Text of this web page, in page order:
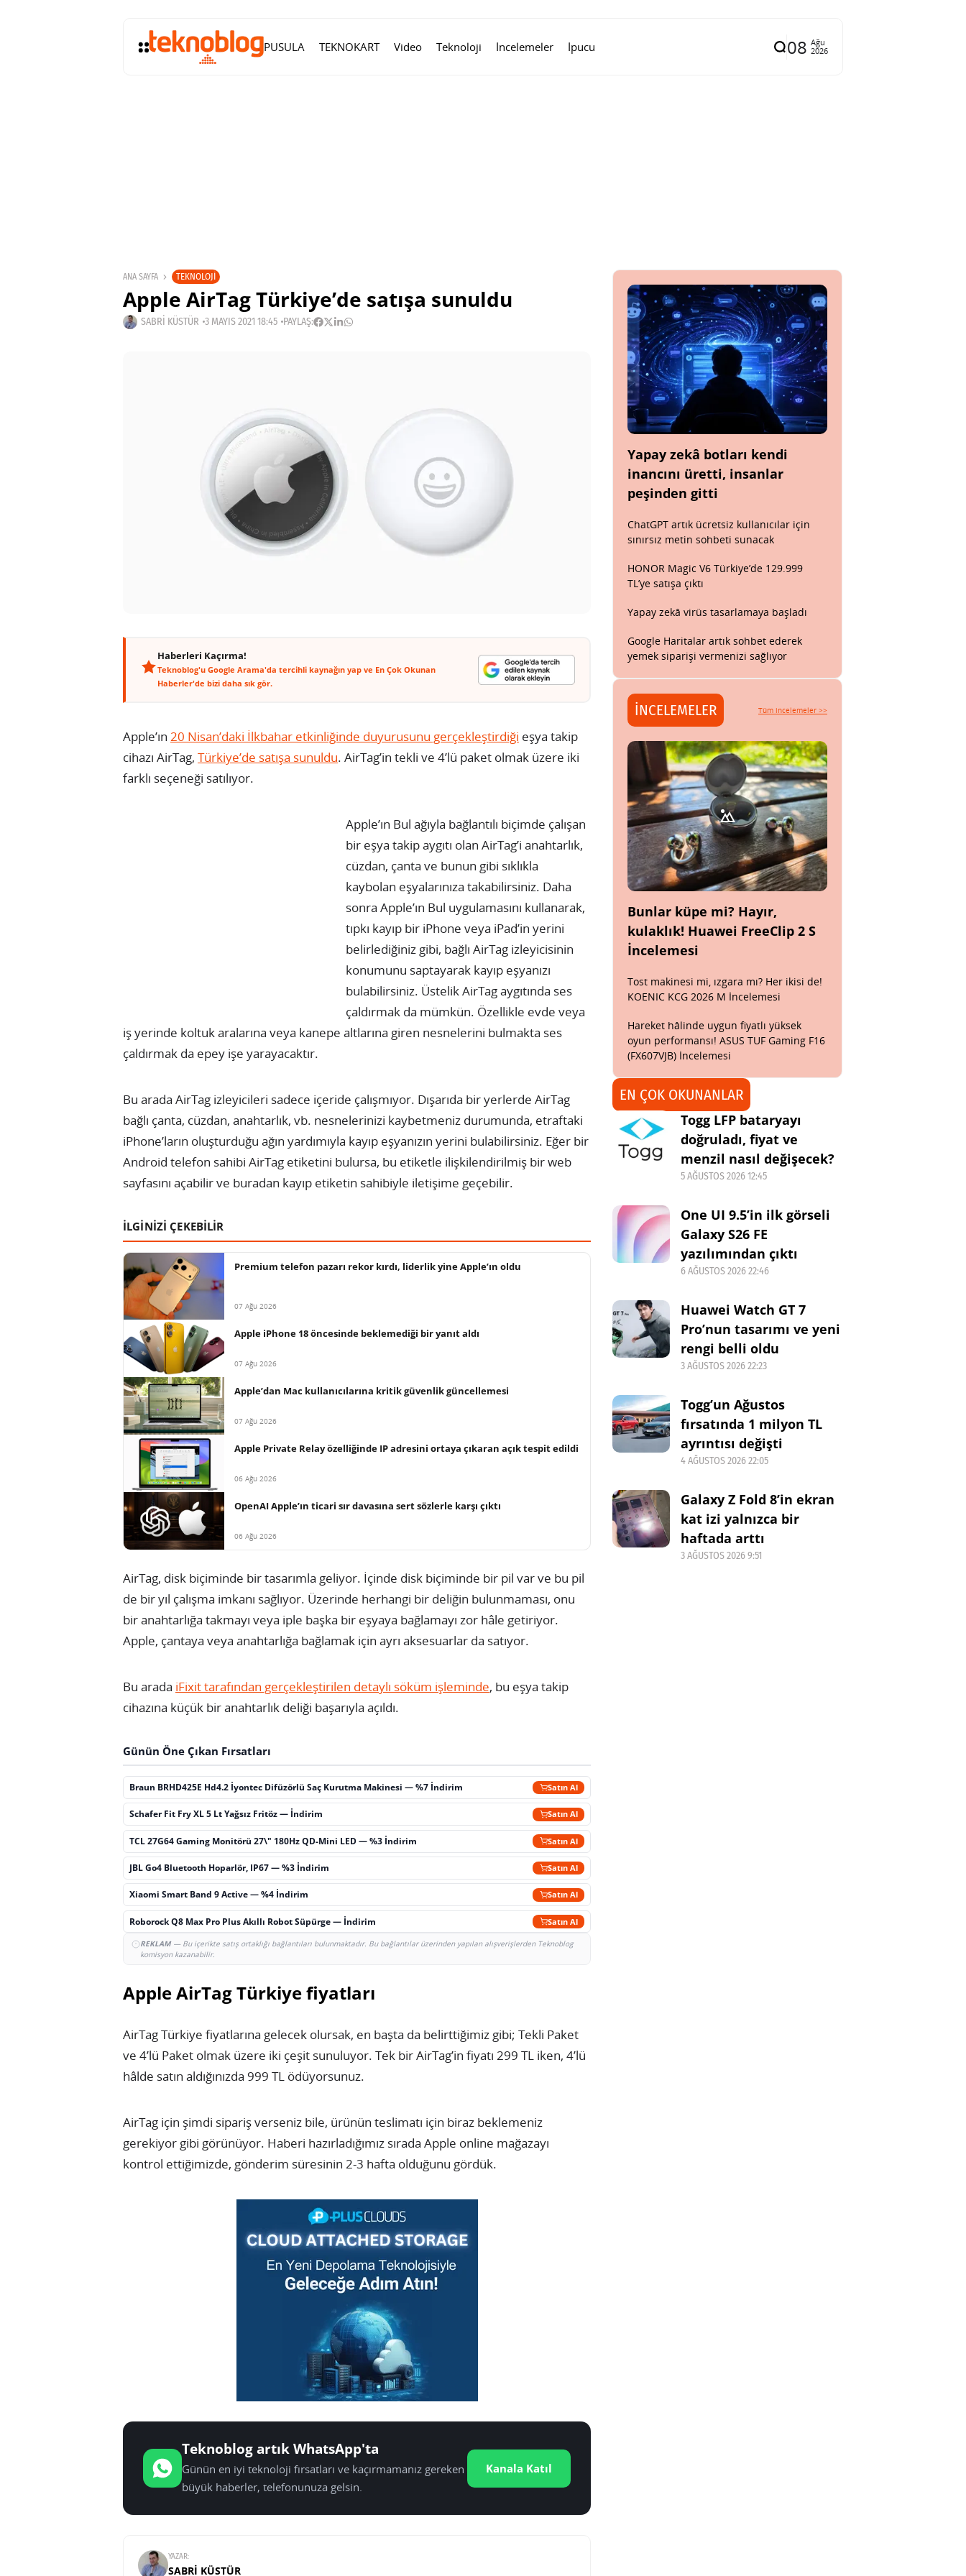
PUSULA TEKNOKART Video Teknoloji İncelemeler İpucu 08 Ağu
2026
ANA SAYFA TEKNOLOJI
Apple AirTag Türkiye’de satışa sunuldu
SABRI KÜSTÜR 3 MAYIS 2021 18:45 PAYLAŞ:
Haberleri Kaçırma!
Teknoblog'u Google Arama'da tercihli kaynağın yap ve En Çok Okunan
Haberler'de bizi daha sık gör.
Apple’ın 20 Nisan’daki İlkbahar etkinliğinde duyurusunu gerçekleştirdiği eşya takip
cihazı AirTag, Türkiye’de satışa sunuldu. AirTag’in tekli ve 4’lü paket olmak üzere iki
farklı seçeneği satılıyor.
Apple’ın Bul ağıyla bağlantılı biçimde çalışan
bir eşya takip aygıtı olan AirTag’i anahtarlık,
cüzdan, çanta ve bunun gibi sıklıkla
kaybolan eşyalarınıza takabilirsiniz. Daha
sonra Apple’ın Bul uygulamasını kullanarak,
tıpkı kayıp bir iPhone veya iPad’in yerini
belirlediğiniz gibi, bağlı AirTag izleyicisinin
konumunu saptayarak kayıp eşyanızı
bulabilirsiniz. Üstelik AirTag aygıtında ses
çaldırmak da mümkün. Özellikle evde veya
iş yerinde koltuk aralarına veya kanepe altlarına giren nesnelerini bulmakta ses
çaldırmak da epey işe yarayacaktır.
Bu arada AirTag izleyicileri sadece içeride çalışmıyor. Dışarıda bir yerlerde AirTag
bağlı çanta, cüzdan, anahtarlık, vb. nesnelerinizi kaybetmeniz durumunda, etraftaki
iPhone’ların oluşturduğu ağın yardımıyla kayıp eşyanızın yerini bulabilirsiniz. Eğer bir
Android telefon sahibi AirTag etiketini bulursa, bu etiketle ilişkilendirilmiş bir web
sayfasını açabilir ve buradan kayıp etiketin sahibiyle iletişime geçebilir.
İLGİNİZİ ÇEKEBİLİR
Premium telefon pazarı rekor kırdı, liderlik yine Apple’ın oldu
07 Ağu 2026
Apple iPhone 18 öncesinde beklemediği bir yanıt aldı
07 Ağu 2026
Apple’dan Mac kullanıcılarına kritik güvenlik güncellemesi
07 Ağu 2026
Apple Private Relay özelliğinde IP adresini ortaya çıkaran açık tespit edildi
06 Ağu 2026
OpenAI Apple’ın ticari sır davasına sert sözlerle karşı çıktı
06 Ağu 2026
AirTag, disk biçiminde bir tasarımla geliyor. İçinde disk biçiminde bir pil var ve bu pil
de bir yıl çalışma imkanı sağlıyor. Üzerinde herhangi bir deliğin bulunmaması, onu
bir anahtarlığa takmayı veya iple başka bir eşyaya bağlamayı zor hâle getiriyor.
Apple, çantaya veya anahtarlığa bağlamak için ayrı aksesuarlar da satıyor.
Bu arada iFixit tarafından gerçekleştirilen detaylı söküm işleminde, bu eşya takip
cihazına küçük bir anahtarlık deliği başarıyla açıldı.
Günün Öne Çıkan Fırsatları
Braun BRHD425E Hd4.2 İyontec Difüzörlü Saç Kurutma Makinesi — %7 İndirim Satın Al
Schafer Fit Fry XL 5 Lt Yağsız Fritöz — İndirim Satın Al
TCL 27G64 Gaming Monitörü 27\" 180Hz QD-Mini LED — %3 İndirim Satın Al
JBL Go4 Bluetooth Hoparlör, IP67 — %3 İndirim Satın Al
Xiaomi Smart Band 9 Active — %4 İndirim Satın Al
Roborock Q8 Max Pro Plus Akıllı Robot Süpürge — İndirim Satın Al
REKLAM— Bu içerikte satış ortaklığı bağlantıları bulunmaktadır. Bu bağlantılar üzerinden yapılan alışverişlerden Teknoblog
komisyon kazanabilir.
Apple AirTag Türkiye fiyatları
AirTag Türkiye fiyatlarına gelecek olursak, en başta da belirttiğimiz gibi; Tekli Paket
ve 4’lü Paket olmak üzere iki çeşit sunuluyor. Tek bir AirTag’in fiyatı 299 TL iken, 4’lü
hâlde satın aldığınızda 999 TL ödüyorsunuz.
AirTag için şimdi sipariş verseniz bile, ürünün teslimatı için biraz beklemeniz
gerekiyor gibi görünüyor. Haberi hazırladığımız sırada Apple online mağazayı
kontrol ettiğimizde, gönderim süresinin 2-3 hafta olduğunu gördük.
Teknoblog artık WhatsApp'ta
Günün en iyi teknoloji fırsatları ve kaçırmamanız gereken
büyük haberler, telefonunuza gelsin.
Kanala Katıl
YAZAR:
SABRI KÜSTÜR
Yapay zekâ botları kendi
inancını üretti, insanlar
peşinden gitti
ChatGPT artık ücretsiz kullanıcılar için
sınırsız metin sohbeti sunacak
HONOR Magic V6 Türkiye’de 129.999
TL’ye satışa çıktı
Yapay zekâ virüs tasarlamaya başladı
Google Haritalar artık sohbet ederek
yemek siparişi vermenizi sağlıyor
İNCELEMELER Tüm incelemeler >>
Bunlar küpe mi? Hayır,
kulaklık! Huawei FreeClip 2 S
İncelemesi
Tost makinesi mi, ızgara mı? Her ikisi de!
KOENIC KCG 2026 M İncelemesi
Hareket hâlinde uygun fiyatlı yüksek
oyun performansı! ASUS TUF Gaming F16
(FX607VJB) İncelemesi
EN ÇOK OKUNANLAR
Togg LFP bataryayı
doğruladı, fiyat ve
menzil nasıl değişecek?
5 AĞUSTOS 2026 12:45
One UI 9.5’in ilk görseli
Galaxy S26 FE
yazılımından çıktı
6 AĞUSTOS 2026 22:46
Huawei Watch GT 7
Pro’nun tasarımı ve yeni
rengi belli oldu
3 AĞUSTOS 2026 22:23
Togg’un Ağustos
fırsatında 1 milyon TL
ayrıntısı değişti
4 AĞUSTOS 2026 22:05
Galaxy Z Fold 8’in ekran
kat izi yalnızca bir
haftada arttı
3 AĞUSTOS 2026 9:51